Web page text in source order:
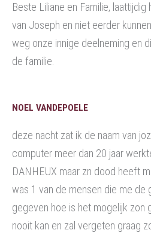
Beste Liliane en Familie,
van Joseph en niet eerder
weg onze innige deelneming en
de familie.
NOEL VANDEPOELE
deze nacht zat ik de naam van
computer meer dan 20 jaar
DANHEUX maar zn dood heeft
was 1 van de mensen die me de
gegeven hoe is het mogelijk zon
nooit kan en zal vergeten graag